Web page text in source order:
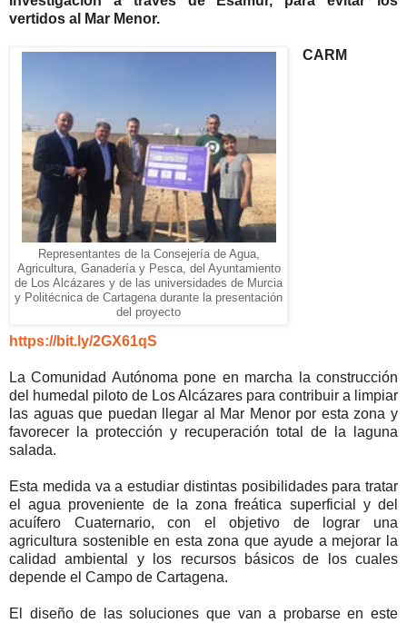
vertidos al Mar Menor.
Representantes de la Consejería de Agua,
Agricultura, Ganadería y Pesca, del Ayuntamiento
de Los Alcázares y de las universidades de Murcia
y Politécnica de Cartagena durante la presentación
del proyecto
CARM
https://bit.ly/2GX61qS
La Comunidad Autónoma pone en marcha la construcción
del humedal piloto de Los Alcázares para contribuir a limpiar
las aguas que puedan llegar al Mar Menor por esta zona y
favorecer la protección y recuperación total de la laguna
salada.
Esta medida va a estudiar distintas posibilidades para tratar
el agua proveniente de la zona freática superficial y del
acuífero Cuaternario, con el objetivo de lograr una
agricultura sostenible en esta zona que ayude a mejorar la
calidad ambiental y los recursos básicos de los cuales
depende el Campo de Cartagena.
El diseño de las soluciones que van a probarse en este